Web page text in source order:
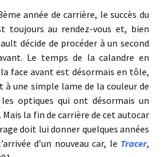
de carrière, le succès du
toujours au rendez-vous et, bien
décide de procéder à un second
Le temps de la calandre en
face avant est désormais en tôle,
à une simple lame de la couleur de
optiques qui ont désormais un
Mais la fin de carrière de cet autocar
doit lui donner quelques années
d’un nouveau car, le Tracer,